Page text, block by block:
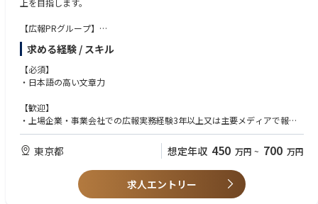
上を目指します。
【広報PRグループ】
・プレスリリース配信
・記者レク・記者会見・発表イベントの開催
・取材獲得・取材対応
・危機管理広報
・メディアをはじめ、行政機関や地域の皆様との関係構築
・各グループ会社の商品に関するブランディング
・他企業や行政とのコラボレーション
・インナーブランディング・社内報制作
求める経験 / スキル
【必須】
・日本語の高い文章力
【歓迎】
・上場企業・事業会社での広報実務経験3年以上又は主要メディアで報道
系の記者業務3年以上
・記者会見を代理店を活用せずに自ら開催できる方
・ご自分のメディアリストが100名以上の方
※応募時の職務経歴書に、ご自身で書かれたプレスリリースがある方はUR
Lを記載くださいませ。
・企業でのブランディングに関する実務経験
東京都 想定年収 450 万円 ~ 700 万円
求人エントリー